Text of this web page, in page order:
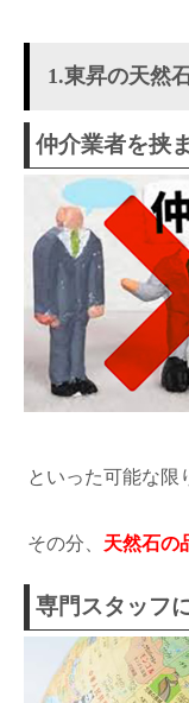
1.東昇の天然
仲介業者を挟
といった可能な限
その分、 天然石の
専門スタッフ